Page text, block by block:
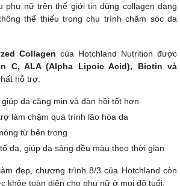
phụ nữ trên thế giới tin dùng collagen dạng
thể thiếu trong chu trình chăm sóc da
Collagen của Hotchland Nutrition được
C, ALA (Alpha Lipoic Acid), Biotin và
hỗ trợ:
da căng mịn và đàn hồi tốt hơn
làm chậm quá trình lão hóa da
từ bên trong
da, giúp da sáng đều màu theo thời gian
đẹp, chương trình 8/3 của Hotchland còn
khỏe toàn diện cho phụ nữ ở mọi độ tuổi.